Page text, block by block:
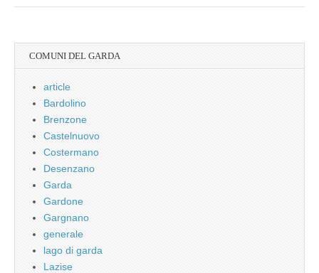
COMUNI DEL GARDA
article
Bardolino
Brenzone
Castelnuovo
Costermano
Desenzano
Garda
Gardone
Gargnano
generale
lago di garda
Lazise